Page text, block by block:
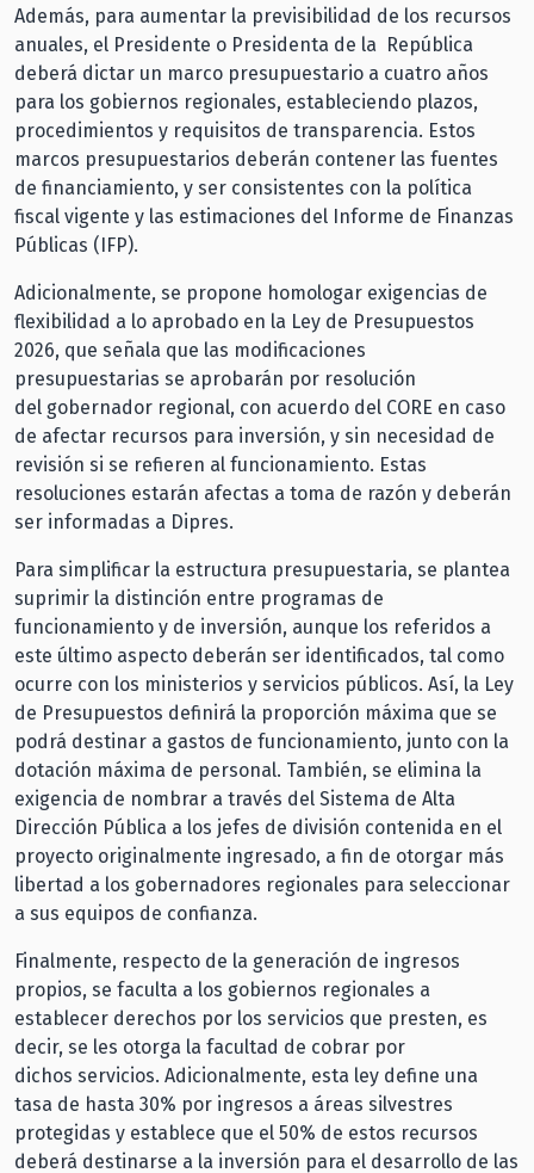
Además, para aumentar la previsibilidad de los recursos
anuales, el Presidente o Presidenta de la República
deberá dictar un marco presupuestario a cuatro años
para los gobiernos regionales, estableciendo plazos,
procedimientos y requisitos de transparencia. Estos
marcos presupuestarios deberán contener las fuentes
de financiamiento, y ser consistentes con la política
fiscal vigente y las estimaciones del Informe de Finanzas
Públicas (IFP).
Adicionalmente, se propone homologar exigencias de
flexibilidad a lo aprobado en la Ley de Presupuestos
2026, que señala que las modificaciones
presupuestarias se aprobarán por resolución
del gobernador regional, con acuerdo del CORE en caso
de afectar recursos para inversión, y sin necesidad de
revisión si se refieren al funcionamiento. Estas
resoluciones estarán afectas a toma de razón y deberán
ser informadas a Dipres.
Para simplificar la estructura presupuestaria, se plantea
suprimir la distinción entre programas de
funcionamiento y de inversión, aunque los referidos a
este último aspecto deberán ser identificados, tal como
ocurre con los ministerios y servicios públicos. Así, la Ley
de Presupuestos definirá la proporción máxima que se
podrá destinar a gastos de funcionamiento, junto con la
dotación máxima de personal. También, se elimina la
exigencia de nombrar a través del Sistema de Alta
Dirección Pública a los jefes de división contenida en el
proyecto originalmente ingresado, a fin de otorgar más
libertad a los gobernadores regionales para seleccionar
a sus equipos de confianza.
Finalmente, respecto de la generación de ingresos
propios, se faculta a los gobiernos regionales a
establecer derechos por los servicios que presten, es
decir, se les otorga la facultad de cobrar por
dichos servicios. Adicionalmente, esta ley define una
tasa de hasta 30% por ingresos a áreas silvestres
protegidas y establece que el 50% de estos recursos
deberá destinarse a la inversión para el desarrollo de las